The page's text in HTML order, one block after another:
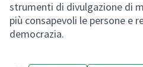
strumenti di divulgazione di
più consapevoli le persone e
democrazia.